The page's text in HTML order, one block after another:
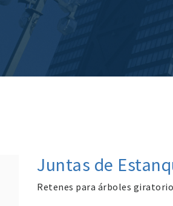
Juntas de
Retenes para árboles